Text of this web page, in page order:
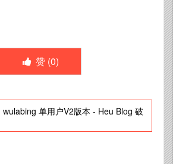
赞 (0)
wulabing 单用户V2版本 - Heu Blog 破